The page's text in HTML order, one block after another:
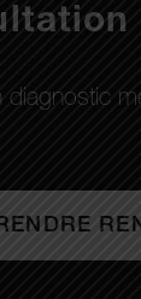
diagnostic